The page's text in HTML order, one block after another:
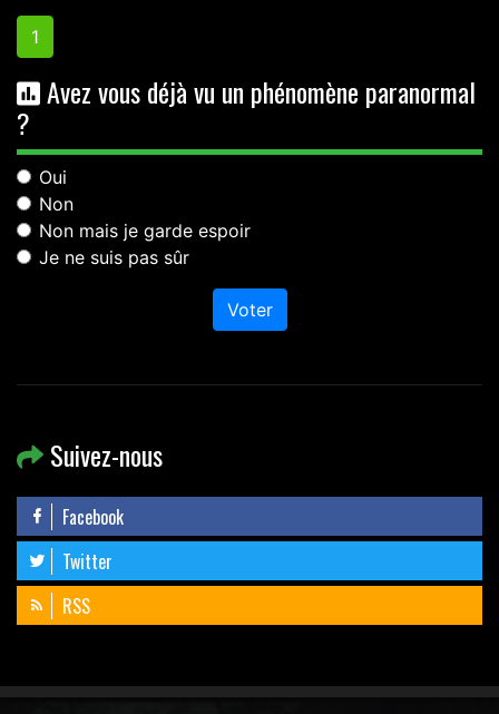
1
Avez vous déjà vu un phénomène paranormal
?
Oui
Non
Non mais je garde espoir
Je ne suis pas sûr
Voter
Suivez-nous
Facebook
Twitter
RSS